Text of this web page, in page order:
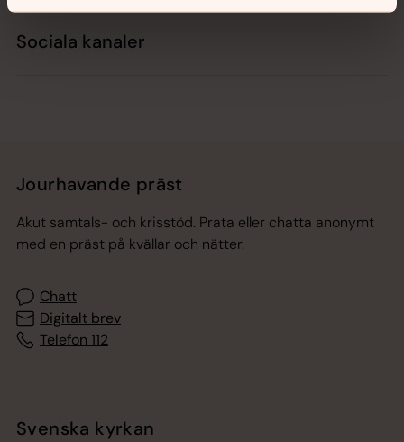
Sociala kanaler
Jourhavande präst
Akut samtals- och krisstöd. Prata eller chatta anonymt
med en präst på kvällar och nätter.
Chatt
Digitalt brev
Telefon 112
Svenska kyrkan